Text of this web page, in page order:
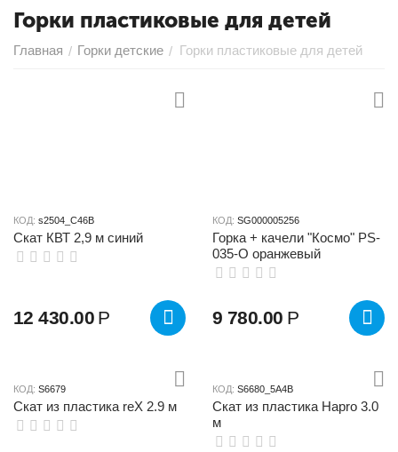
Горки пластиковые для детей
Главная / Горки детские / Горки пластиковые для детей
КОД: s2504_C46B
Скат КВТ 2,9 м синий
12 430.00 Р
КОД: SG000005256
Горка + качели "Космо" PS-
035-О оранжевый
9 780.00 Р
КОД: S6679
Скат из пластика reX 2.9 м
КОД: S6680_5A4B
Скат из пластика Hapro 3.0
м